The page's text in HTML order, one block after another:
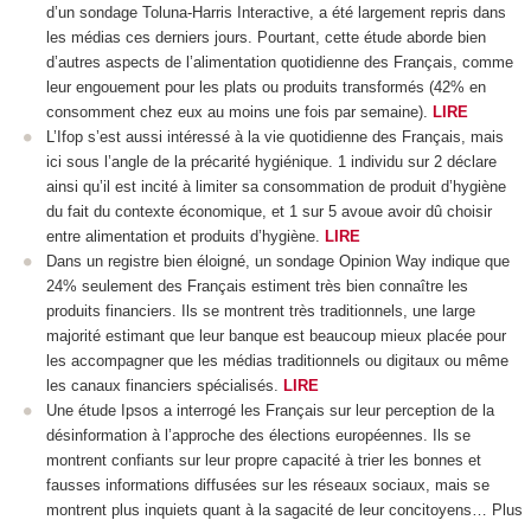
d’un sondage Toluna-Harris Interactive, a été largement repris dans
les médias ces derniers jours. Pourtant, cette étude aborde bien
d’autres aspects de l’alimentation quotidienne des Français, comme
leur engouement pour les plats ou produits transformés (42% en
consomment chez eux au moins une fois par semaine).
LIRE
L’Ifop s’est aussi intéressé à la vie quotidienne des Français, mais
ici sous l’angle de la précarité hygiénique. 1 individu sur 2 déclare
ainsi qu’il est incité à limiter sa consommation de produit d’hygiène
du fait du contexte économique, et 1 sur 5 avoue avoir dû choisir
entre alimentation et produits d’hygiène.
LIRE
Dans un registre bien éloigné, un sondage Opinion Way indique que
24% seulement des Français estiment très bien connaître les
produits financiers. Ils se montrent très traditionnels, une large
majorité estimant que leur banque est beaucoup mieux placée pour
les accompagner que les médias traditionnels ou digitaux ou même
les canaux financiers spécialisés.
LIRE
Une étude Ipsos a interrogé les Français sur leur perception de la
désinformation à l’approche des élections européennes. Ils se
montrent confiants sur leur propre capacité à trier les bonnes et
fausses informations diffusées sur les réseaux sociaux, mais se
montrent plus inquiets quant à la sagacité de leur concitoyens… Plus